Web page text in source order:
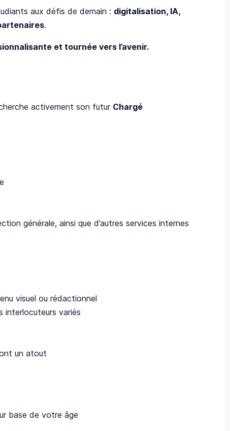
aux défis de demain : digitalisation, IA,
.
et tournée vers l’avenir.
activement son futur Chargé
générale, ainsi que d’autres services internes
visuel ou rédactionnel
interlocuteurs variés
un atout
base de votre âge